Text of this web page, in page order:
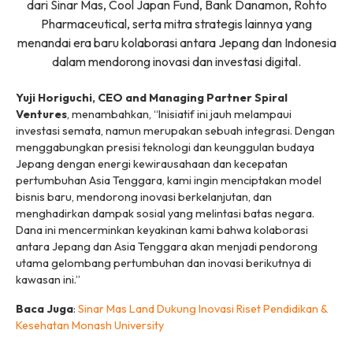
dari Sinar Mas, Cool Japan Fund, Bank Danamon, Rohto
Pharmaceutical, serta mitra strategis lainnya yang
menandai era baru kolaborasi antara Jepang dan Indonesia
dalam mendorong inovasi dan investasi digital.
Yuji Horiguchi, CEO and Managing Partner Spiral
Ventures, menambahkan, “Inisiatif ini jauh melampaui
investasi semata, namun merupakan sebuah integrasi. Dengan
menggabungkan presisi teknologi dan keunggulan budaya
Jepang dengan energi kewirausahaan dan kecepatan
pertumbuhan Asia Tenggara, kami ingin menciptakan model
bisnis baru, mendorong inovasi berkelanjutan, dan
menghadirkan dampak sosial yang melintasi batas negara.
Dana ini mencerminkan keyakinan kami bahwa kolaborasi
antara Jepang dan Asia Tenggara akan menjadi pendorong
utama gelombang pertumbuhan dan inovasi berikutnya di
kawasan ini.”
Baca Juga: Sinar Mas Land Dukung Inovasi Riset Pendidikan &
Kesehatan Monash University